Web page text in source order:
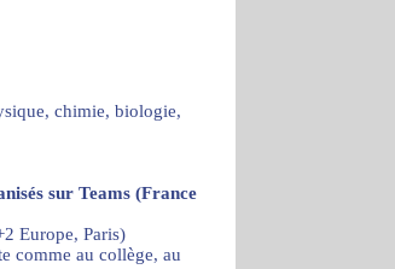
chimie, biologie,
sur Teams (France
Europe, Paris)
comme au collège, au